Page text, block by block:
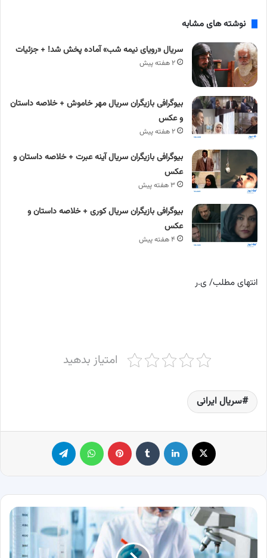
نوشته های مشابه
سریال «رویای نیمه شب» آماده پخش شد! + جزئیات
۲ هفته پیش
بیوگرافی بازیگران سریال مهر خاموش + خلاصه داستان
و عکس
۲ هفته پیش
بیوگرافی بازیگران سریال آینه عبرت + خلاصه داستان و
عکس
۳ هفته پیش
بیوگرافی بازیگران سریال کوری + خلاصه داستان و
عکس
۴ هفته پیش
انتهای مطلب/ ی.ر
امتیاز بدهید
سریال ایرانی
لینکدین ‫تامبلر پینترست
مهم
مواد
پرکاربرد